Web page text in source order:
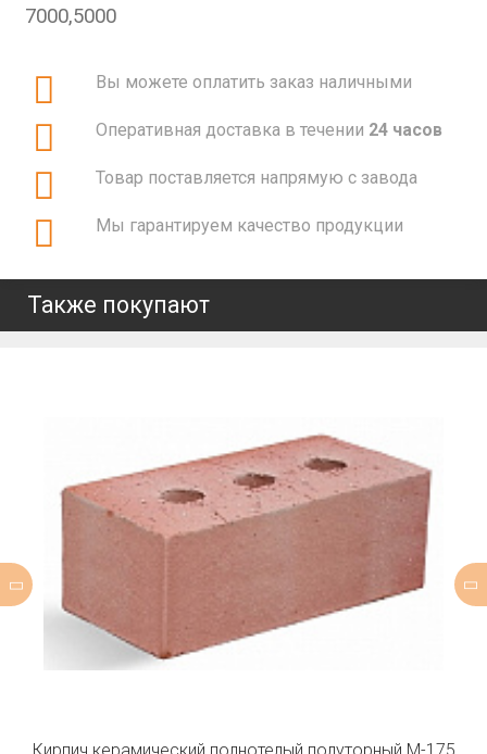
7000,5000
Вы можете оплатить заказ наличными
Оперативная доставка в течении 24 часов
Товар поставляется напрямую с завода
Мы гарантируем качество продукции
Также покупают